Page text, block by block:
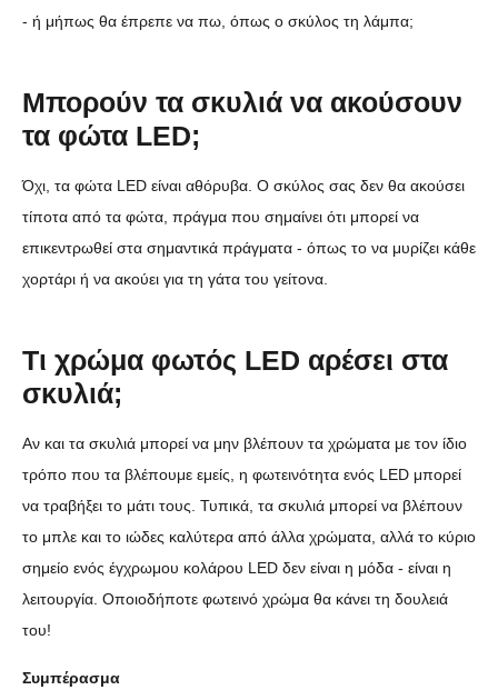
- ή μήπως θα έπρεπε να πω, όπως ο σκύλος τη λάμπα;
Μπορούν τα σκυλιά να ακούσουν
τα φώτα LED;
Όχι, τα φώτα LED είναι αθόρυβα. Ο σκύλος σας δεν θα ακούσει
τίποτα από τα φώτα, πράγμα που σημαίνει ότι μπορεί να
επικεντρωθεί στα σημαντικά πράγματα - όπως το να μυρίζει κάθε
χορτάρι ή να ακούει για τη γάτα του γείτονα.
Τι χρώμα φωτός LED αρέσει στα
σκυλιά;
Αν και τα σκυλιά μπορεί να μην βλέπουν τα χρώματα με τον ίδιο
τρόπο που τα βλέπουμε εμείς, η φωτεινότητα ενός LED μπορεί
να τραβήξει το μάτι τους. Τυπικά, τα σκυλιά μπορεί να βλέπουν
το μπλε και το ιώδες καλύτερα από άλλα χρώματα, αλλά το κύριο
σημείο ενός έγχρωμου κολάρου LED δεν είναι η μόδα - είναι η
λειτουργία. Οποιοδήποτε φωτεινό χρώμα θα κάνει τη δουλειά
του!
Συμπέρασμα